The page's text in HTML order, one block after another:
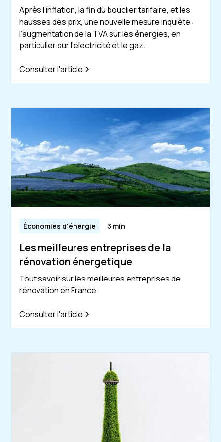
Après l’inflation, la fin du bouclier tarifaire, et les
hausses des prix, une nouvelle mesure inquiète :
l’augmentation de la TVA sur les énergies, en
particulier sur l’électricité et le gaz.
Consulter l'article
Économies d'énergie 3 min
Les meilleures entreprises de la
rénovation énergetique
Tout savoir sur les meilleures entreprises de
rénovation en France
Consulter l'article